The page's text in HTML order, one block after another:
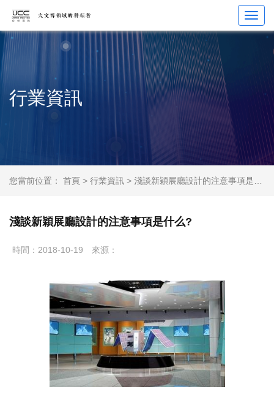
行業資訊
您當前位置： 首頁 > 行業資訊 > 淺談新穎展廳設計的注意事項是什么?
淺談新穎展廳設計的注意事項是什么?
時間：2018-10-19 來源：